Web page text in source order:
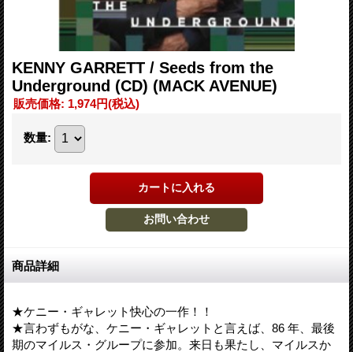
KENNY GARRETT / Seeds from the
Underground (CD) (MACK AVENUE)
販売価格: 1,974円(税込)
数量:
商品詳細
★ケニー・ギャレット快心の一作！！
★言わずもがな、ケニー・ギャレットと言えば、86 年、最後
期のマイルス・グループに参加。来日も果たし、マイルスか